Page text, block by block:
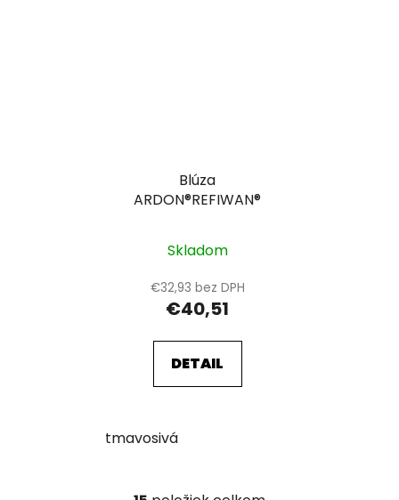
Blúza
ARDON®REFIWAN®
Skladom
€32,93 bez DPH
€40,51
DETAIL
tmavosivá